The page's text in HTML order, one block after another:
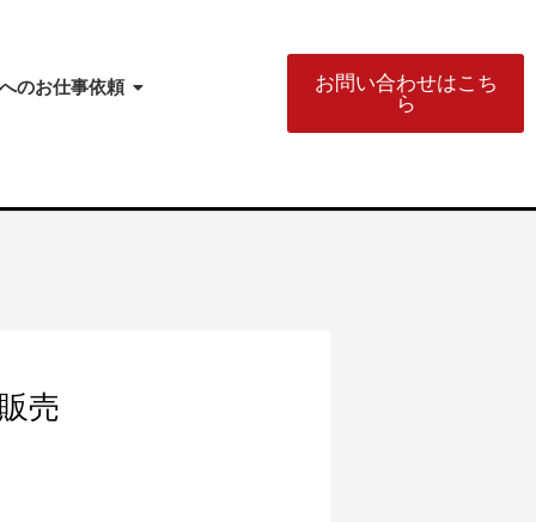
のお仕事依頼
お問い合わせはこち
ら
売